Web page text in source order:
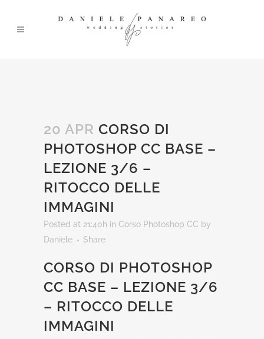
20 APR CORSO DI
PHOTOSHOP CC BASE –
LEZIONE 3/6 –
RITOCCO DELLE
IMMAGINI
Posted at 21:40h in Corso Photoshop CC by
Daniele
Share
CORSO DI PHOTOSHOP
CC BASE – LEZIONE 3/6
– RITOCCO DELLE
IMMAGINI